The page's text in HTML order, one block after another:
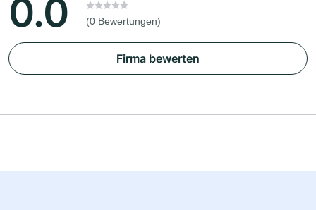
0.0 (0 Bewertungen)
Firma bewerten